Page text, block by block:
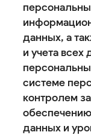
данных, а
и учета
системе
контролем
данных и